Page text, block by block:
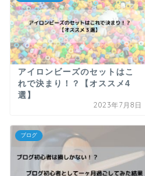
アイロンビーズのセットはこ
れで決まり！？【オススメ4
選】
2023年7月8日
ブログ